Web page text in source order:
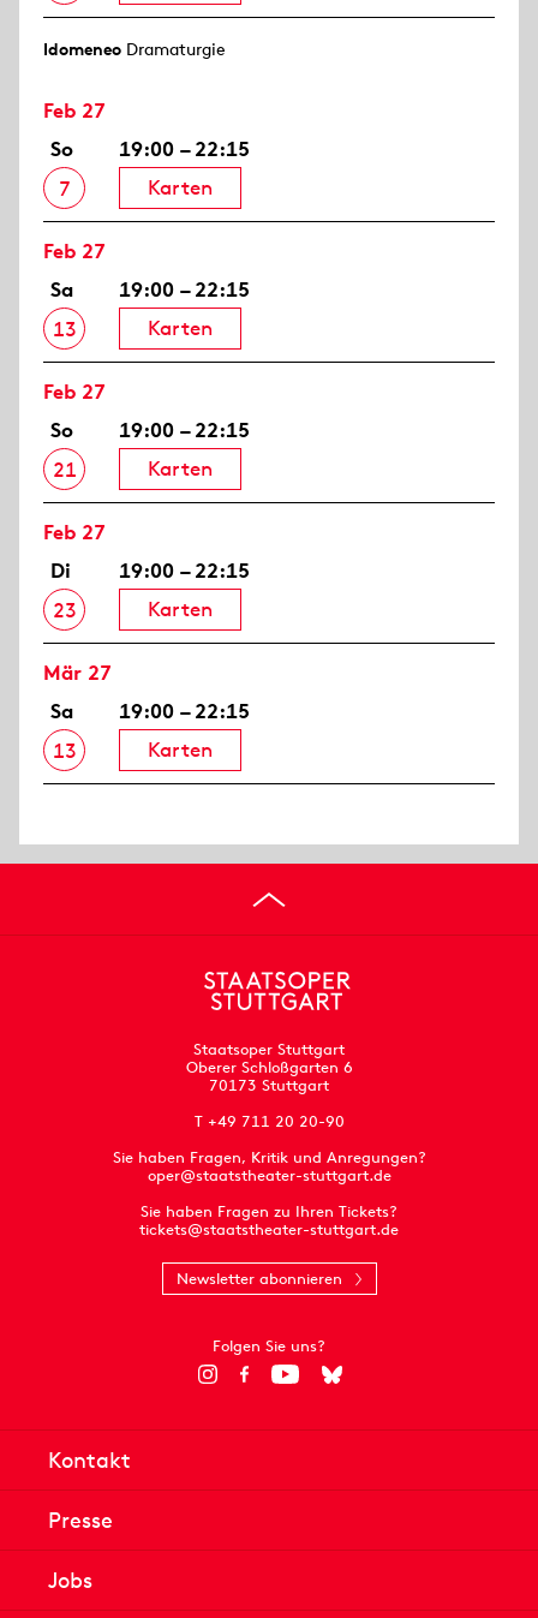
Idomeneo Dramaturgie
Feb 27
So
7
19:00 – 22:15
Karten
Feb 27
Sa
13
19:00 – 22:15
Karten
Feb 27
So
21
19:00 – 22:15
Karten
Feb 27
Di
23
19:00 – 22:15
Karten
Mär 27
Sa
13
19:00 – 22:15
Karten
Staatsoper Stuttgart
Oberer Schloßgarten 6
70173 Stuttgart
T +49 711 20 20-90
Sie haben Fragen, Kritik und Anregungen?
oper@staatstheater-stuttgart.de
Sie haben Fragen zu Ihren Tickets?
tickets@staatstheater-stuttgart.de
Newsletter abonnieren
Folgen Sie uns?
Kontakt
Presse
Jobs